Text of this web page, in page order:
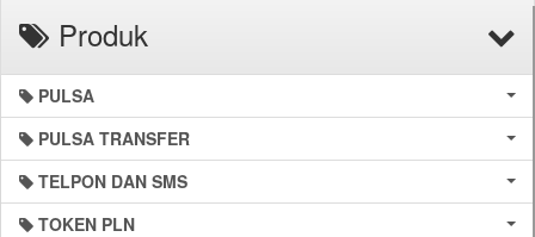
Produk
PULSA
PULSA TRANSFER
TELPON DAN SMS
TOKEN PLN